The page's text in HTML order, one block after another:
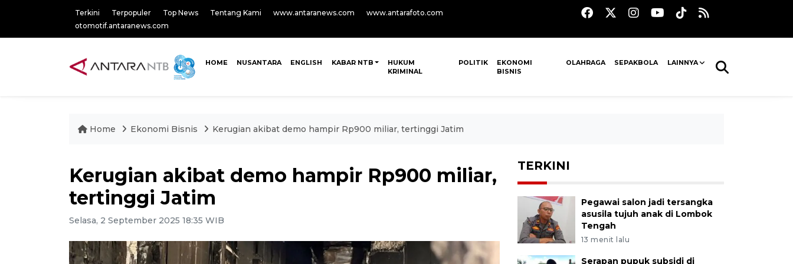
Terkini Terpopuler Top News Tentang Kami www.antaranews.com
www.antarafoto.com
otomotif.antaranews.com
HOME NUSANTARA ENGLISH KABAR NTB
HUKUM
KRIMINAL
POLITIK
EKONOMI
BISNIS
OLAHRAGA SEPAKBOLA LAINNYA
Home Ekonomi Bisnis Kerugian akibat demo hampir Rp900 miliar, tertinggi Jatim
Kerugian akibat demo hampir Rp900 miliar,
tertinggi Jatim
Selasa, 2 September 2025 18:35 WIB
TERKINI
Pegawai salon jadi tersangka
asusila tujuh anak di Lombok
Tengah
13 menit lalu
Serapan pupuk subsidi di